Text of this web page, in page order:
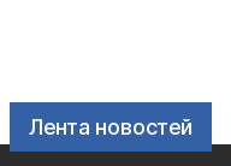
Лента новостей